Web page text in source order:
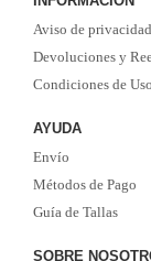
atendimento ao cliente
em todas as etapas do
Não se esqueça que, se
serviço de entrega EMS
Aviso de privacidad
Devoluciones y
Condiciones de Uso
AYUDA
Envío
Métodos de Pago
Guía de Tallas
SOBRE